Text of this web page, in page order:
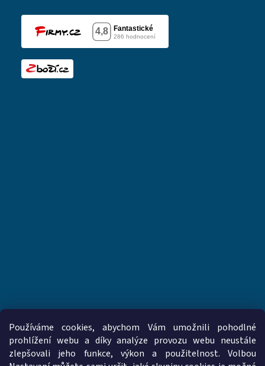
Používáme cookies, abychom Vám umožnili pohodlné
prohlížení webu a díky analýze provozu webu neustále
zlepšovali jeho funkce, výkon a použitelnost. Volbou